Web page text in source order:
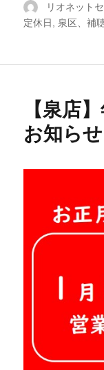
投
稿
リオネット
定休日 泉区、補
【泉店
お知らせ